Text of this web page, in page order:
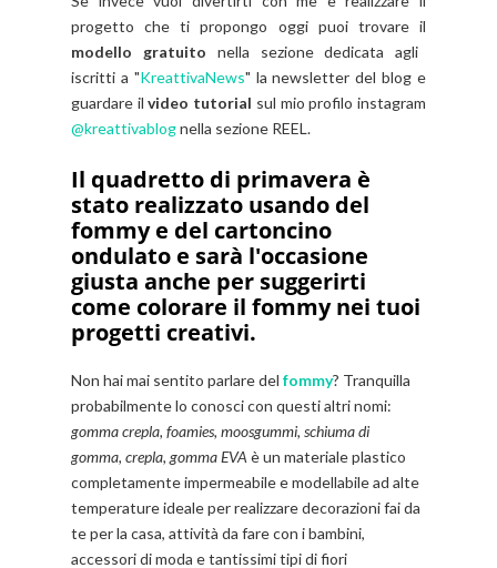
progetto che ti propongo oggi puoi trovare il
modello gratuito nella sezione dedicata agli
iscritti a "KreattivaNews" la newsletter del blog e
guardare ilvideo tutorial sul mio profilo instagram
@kreattivablognella sezione REEL.
Il quadretto di primavera è
stato realizzato usando del
fommy e del cartoncino
ondulato e sarà l'occasione
giusta anche per suggerirti
come colorare il fommy nei tuoi
progetti creativi.
Non hai mai sentito parlare del fommy? Tranquilla
probabilmente lo conosci con questi altri nomi:
gomma crepla, foamies, moosgummi, schiuma di
gomma, crepla, gomma EVA è un materiale plastico
completamente impermeabile e modellabile ad alte
temperature ideale per realizzare decorazioni fai da
te per la casa, attività da fare con i bambini,
accessori di moda e tantissimi tipi di fiori